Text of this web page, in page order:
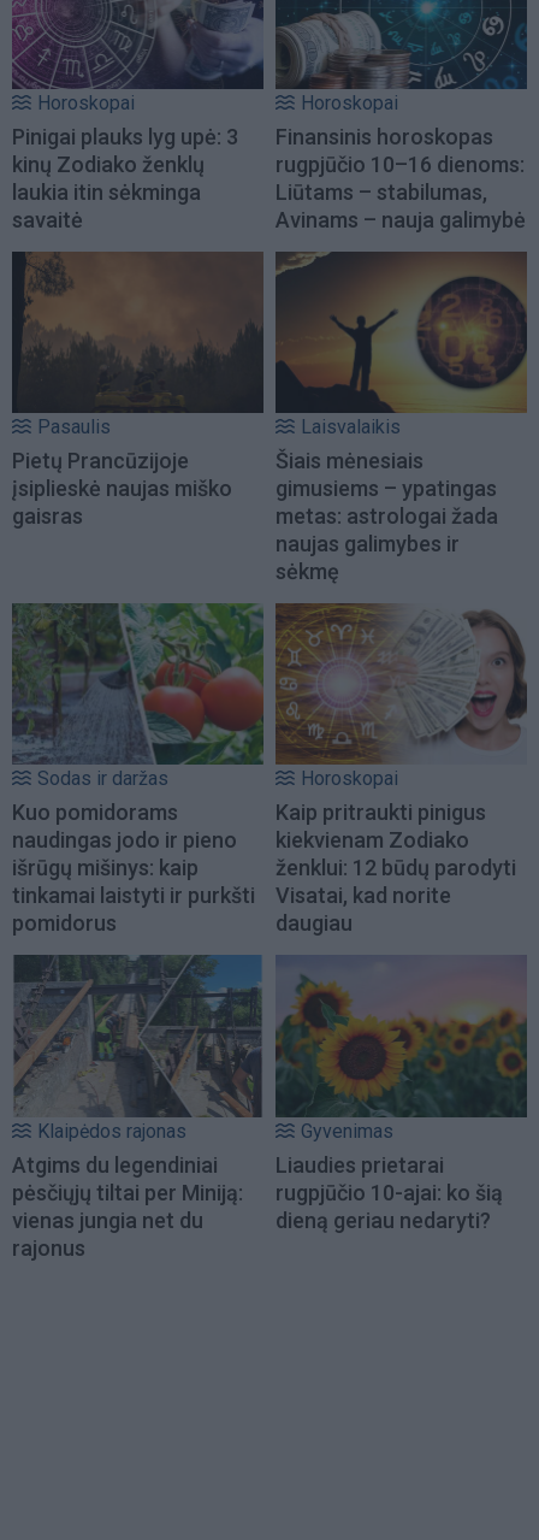
Horoskopai
Pinigai plauks lyg upė: 3
kinų Zodiako ženklų
laukia itin sėkminga
savaitė
Horoskopai
Finansinis horoskopas
rugpjūčio 10–16 dienoms:
Liūtams – stabilumas,
Avinams – nauja galimybė
Pasaulis
Pietų Prancūzijoje
įsiplieskė naujas miško
gaisras
Laisvalaikis
Šiais mėnesiais
gimusiems – ypatingas
metas: astrologai žada
naujas galimybes ir
sėkmę
Sodas ir daržas
Kuo pomidorams
naudingas jodo ir pieno
išrūgų mišinys: kaip
tinkamai laistyti ir purkšti
pomidorus
Horoskopai
Kaip pritraukti pinigus
kiekvienam Zodiako
ženklui: 12 būdų parodyti
Visatai, kad norite
daugiau
Klaipėdos rajonas
Atgims du legendiniai
pėsčiųjų tiltai per Miniją:
vienas jungia net du
rajonus
Gyvenimas
Liaudies prietarai
rugpjūčio 10-ajai: ko šią
dieną geriau nedaryti?